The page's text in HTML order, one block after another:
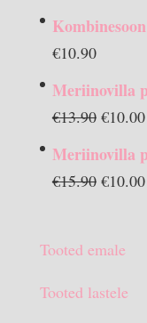
€10.90
Meriinovilla
€13.90 Algne
€10.00
Meriinovilla
€15.90 Algne
€15.90.
€10.00
Tooted emale
Tooted lastele